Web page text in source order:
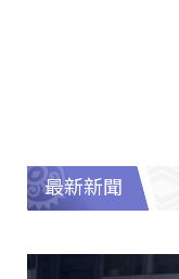
最新新聞